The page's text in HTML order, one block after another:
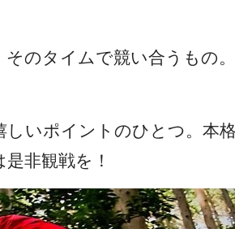
のタイムで競い合うもの
いポイントのひとつ。本
非観戦を！